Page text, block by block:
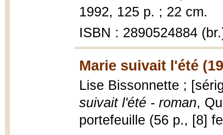
1992, 125 p. ; 22 cm.
ISBN : 2890524884
Marie suivait l'été
Lise Bissonnette ;
suivait l'été - roman,
portefeuille (56 p., [8]